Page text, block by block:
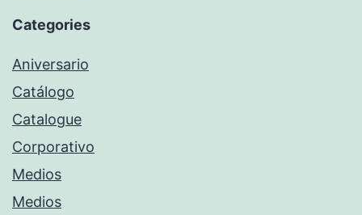
Categories
Aniversario
Catálogo
Catalogue
Corporativo
Medios
Medios